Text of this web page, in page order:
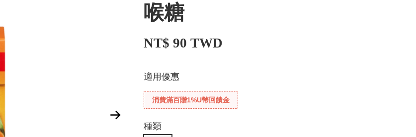
喉糖
NT$ 90 TWD
適用優惠
消費滿百贈1%U幣回饋金
種類